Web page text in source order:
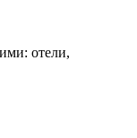
отели,